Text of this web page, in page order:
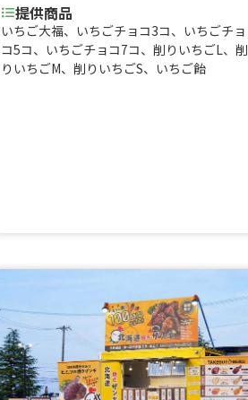
提供商品
いちご大福、いちごチョコ3コ、いちごチョ
コ5コ、いちごチョコ7コ、削りいちごL、削
りいちごM、削りいちごS、いちご飴